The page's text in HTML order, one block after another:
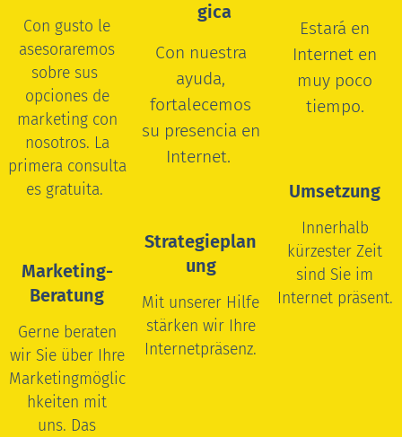
Con gusto le
asesoraremos
sobre sus
opciones de
marketing con
nosotros. La
primera consulta
es gratuita.
Marketing-
Beratung
Gerne beraten
wir Sie über Ihre
Marketingmöglic
hkeiten mit
uns. Das
gica
Con nuestra
ayuda,
fortalecemos
su presencia en
Internet.
Strategieplan
ung
Mit unserer Hilfe
stärken wir Ihre
Internetpräsenz.
Estará en
Internet en
muy poco
tiempo.
Umsetzung
Innerhalb
kürzester Zeit
sind Sie im
Internet präsent.